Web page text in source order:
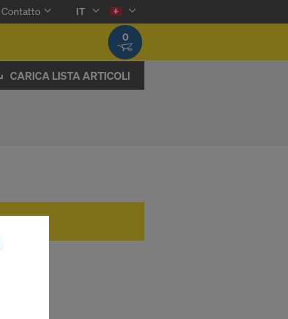
Contatto
IT
0
CARICA LISTA ARTICOLI